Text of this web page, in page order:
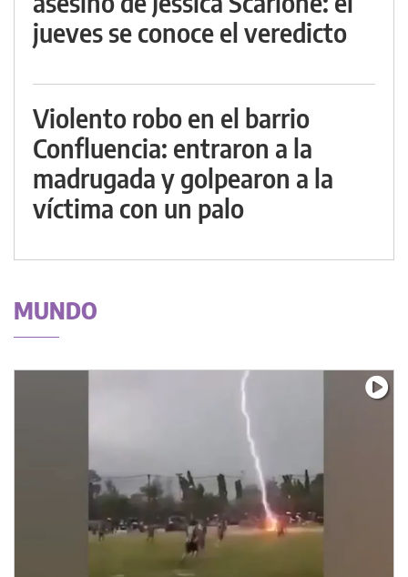
jueves se conoce el veredicto
Violento robo en el barrio
Confluencia: entraron a la
madrugada y golpearon a la
víctima con un palo
MUNDO